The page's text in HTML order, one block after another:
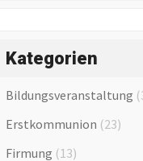
Kategorien
Bildungsveranstaltung
Erstkommunion (23)
Firmung (13)